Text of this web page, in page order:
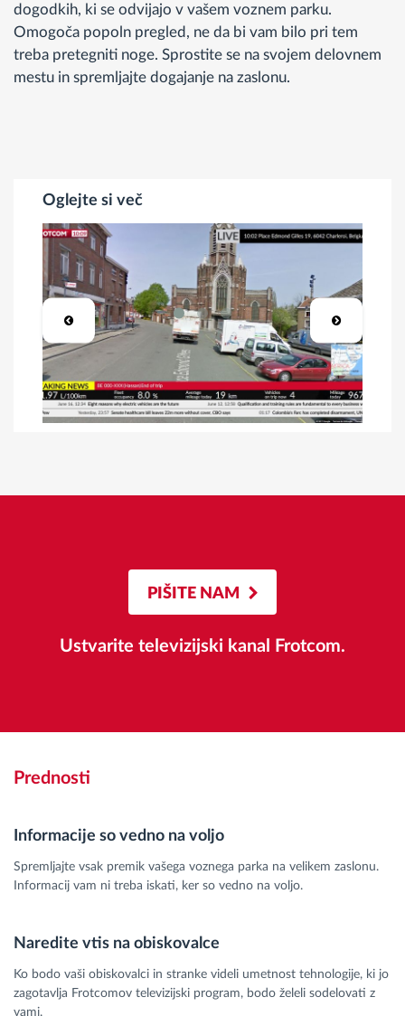
dogodkih, ki se odvijajo v vašem voznem parku.
Omogoča popoln pregled, ne da bi vam bilo pri tem
treba pretegniti noge. Sprostite se na svojem delovnem
mestu in spremljajte dogajanje na zaslonu.
Oglejte si več
PIŠITE NAM
Ustvarite televizijski kanal Frotcom.
Prednosti
Informacije so vedno na voljo
Spremljajte vsak premik vašega voznega parka na velikem zaslonu.
Informacij vam ni treba iskati, ker so vedno na voljo.
Naredite vtis na obiskovalce
Ko bodo vaši obiskovalci in stranke videli umetnost tehnologije, ki jo
zagotavlja Frotcomov televizijski program, bodo želeli sodelovati z
vami.